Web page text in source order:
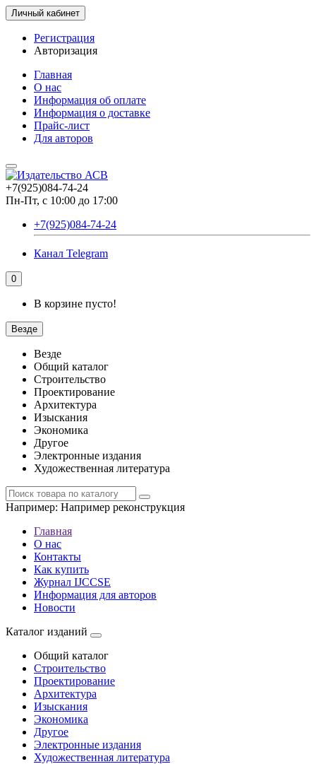
Личный кабинет
Регистрация
Авторизация
Главная
О нас
Информация об оплате
Информация о доставке
Прайс-лист
Для авторов
+7(925)084-74-24
Пн-Пт, с 10:00 до 17:00
+7(925)084-74-24
Канал Telegram
0
В корзине пусто!
Везде
Везде
Общий каталог
Строительство
Проектирование
Архитектура
Изыскания
Экономика
Другое
Электронные издания
Художественная литература
Например: Например реконструкция
Главная
О нас
Контакты
Как купить
Журнал IJCCSE
Информация для авторов
Новости
Каталог изданий
Общий каталог
Строительство
Проектирование
Архитектура
Изыскания
Экономика
Другое
Электронные издания
Художественная литература